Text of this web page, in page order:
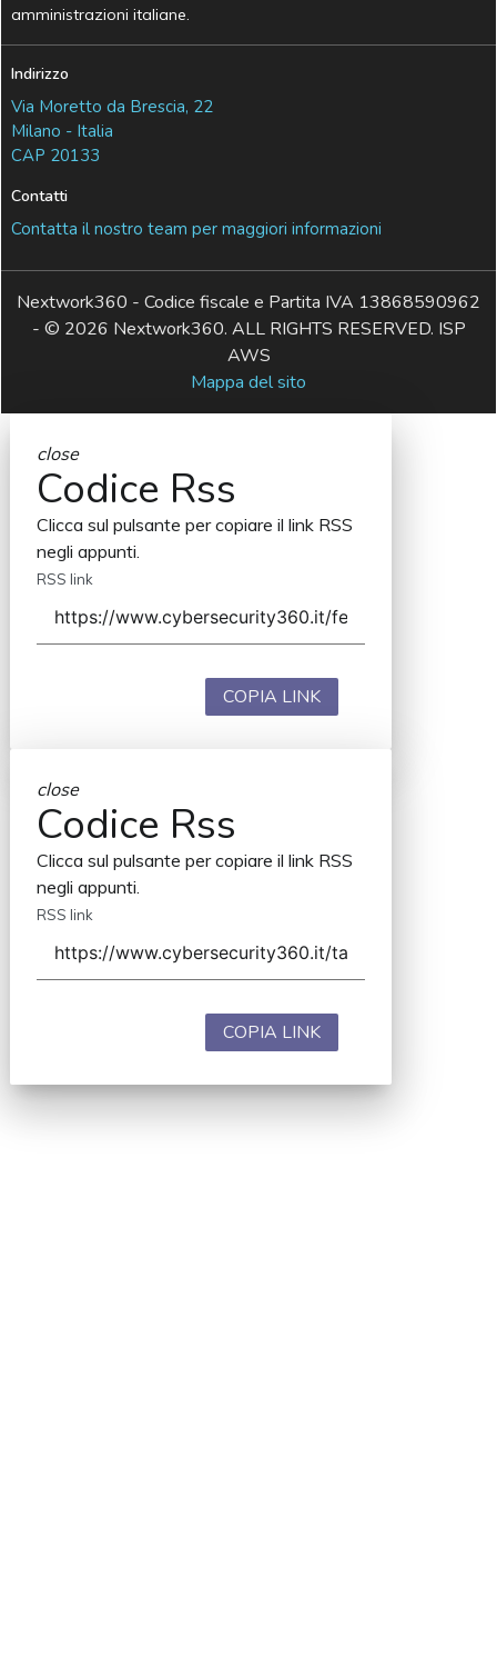
amministrazioni italiane.
Indirizzo
Via Moretto da Brescia, 22
Milano - Italia
CAP 20133
Contatti
Contatta il nostro team per maggiori informazioni
Nextwork360 - Codice fiscale e Partita IVA 13868590962
- © 2026 Nextwork360. ALL RIGHTS RESERVED. ISP
AWS
Mappa del sito
close
Codice Rss
Clicca sul pulsante per copiare il link RSS
negli appunti.
RSS link
COPIA LINK
close
Codice Rss
Clicca sul pulsante per copiare il link RSS
negli appunti.
RSS link
COPIA LINK